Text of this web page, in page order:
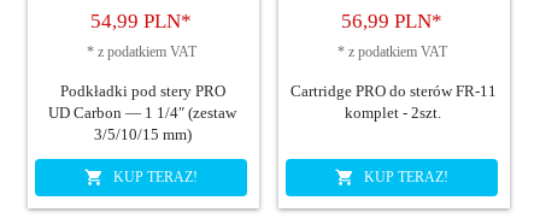
54,99 PLN*
* z podatkiem VAT
Podkładki pod stery PRO
UD Carbon — 1 1/4″ (zestaw
3/5/10/15 mm)
KUP TERAZ!
56,99 PLN*
* z podatkiem VAT
Cartridge PRO do sterów FR-11
komplet - 2szt.
KUP TERAZ!